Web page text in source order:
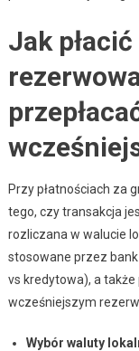
Jak
Przy płatnościach za
tego, czy transakcja
rozliczana w walucie
stosowane przez
vs kredytowa), a
wcześniejszym
Wybór waluty